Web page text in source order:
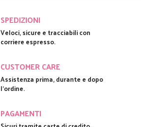
SPEDIZIONI
Veloci, sicure e tracciabili con
corriere espresso.
CUSTOMER CARE
Assistenza prima, durante e dopo
l'ordine.
PAGAMENTI